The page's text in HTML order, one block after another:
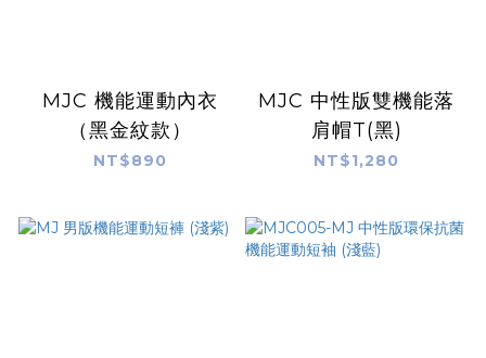
MJC 機能運動內衣
（黑金紋款）
NT$890
MJC 中性版雙機能落
肩帽T(黑)
NT$1,280